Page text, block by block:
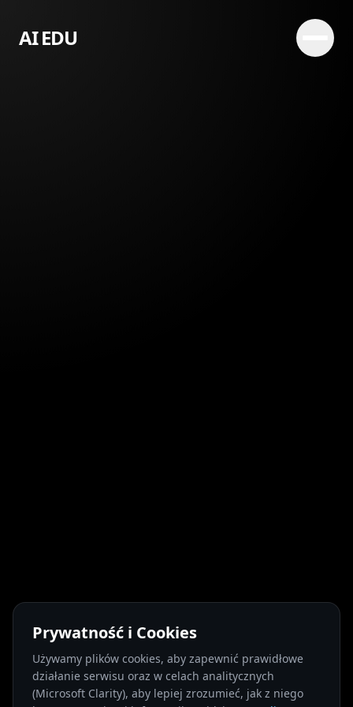
AI EDU
Prywatność i Cookies
Używamy plików cookies, aby zapewnić prawidłowe
działanie serwisu oraz w celach analitycznych
(Microsoft Clarity), aby lepiej zrozumieć, jak z niego